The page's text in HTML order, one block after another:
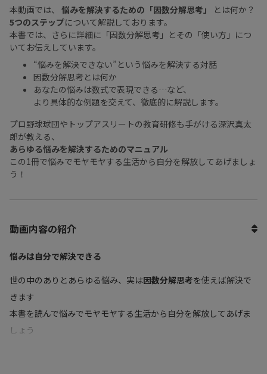
本動画では、 悩みを解決するための「因数分解思考」
とは何か？
5つのステップについて解説しております。
本書では、さらに詳細に「因数分解思考」とその「使い方」につ
いてお伝えしています。
“悩みを解決できない”という悩みを解決する対話
因数分解思考とは何か
あなたの悩みは数式で表現できる…など、
より具体的な例題を交えて、徹底的に解説します。
プロ野球球団やトップアスリートの教育研修も手がける深沢真太
郎が教える、
あらゆる悩みを解決するためのマニュアル
この1冊で悩みでモヤモヤする生活から自分を解放してあげましょ
う！
動画内容の紹介
悩みは自分で解決できる
世の中のありとあらゆる悩み、実は因数分解思考を使えば解決で
きます
本書を読んで悩みでモヤモヤする生活から自分を解放してあげま
しょう